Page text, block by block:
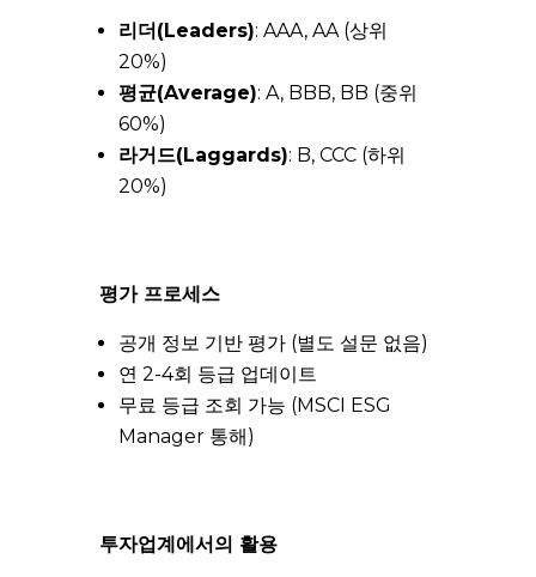
리더(Leaders): AAA, AA (상위
20%)
평균(Average): A, BBB, BB (중위
60%)
라거드(Laggards): B, CCC (하위
20%)
평가 프로세스
공개 정보 기반 평가 (별도 설문 없음)
연 2-4회 등급 업데이트
무료 등급 조회 가능 (MSCI ESG
Manager 통해)
투자업계에서의 활용